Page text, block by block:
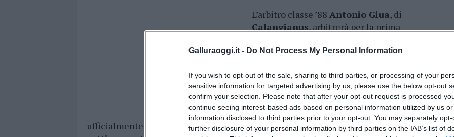
Galluraoggi.it - Do Not Process My Personal Information
If you wish to opt-out of the sale, sharing to third parties, or processing of your
sensitive information for targeted advertising by us, please use the below opt-out
confirm your selection. Please note that after your opt-out request is processed
continue seeing interest-based ads based on personal information utilized by us
information disclosed to third parties prior to your opt-out. You may separately
further disclosure of your personal information by third parties on the IAB’s list of
L’arbitro classe ’88 Antonio Giua, di
Calangianus, arbitrerà per la prima
questa sera nel terzo turno dellaCoppa
Capoluogo sardo affrontare ilChievo
VeronaallaSardegna Arena alle 20:30.
L’arbitro dellaSezione di Olbia,che
ufficialmente fa parte dell’organico dellaCan A dallo scorso 3 luglio, è alla